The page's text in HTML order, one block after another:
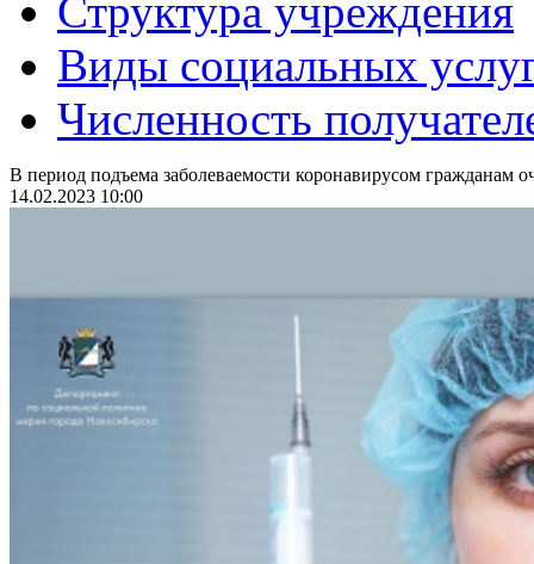
Структура учреждения
Виды социальных
Численность
В период подъема заболеваемости коронавирусом гражданам
14.02.2023 10:00